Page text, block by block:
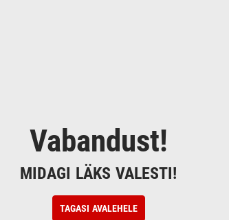
Vabandust!
MIDAGI LÄKS VALESTI!
TAGASI AVALEHELE